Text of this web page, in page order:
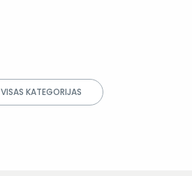
VISAS KATEGORIJAS